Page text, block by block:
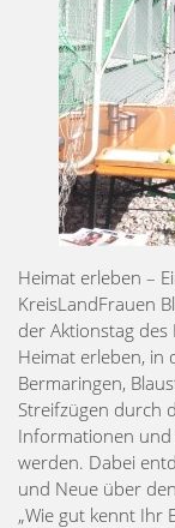
Heimat erleben –
KreisLandFrauen
der Aktionstag
Heimat erleben, in
Bermaringen,
Streifzügen durch
Informationen und
werden. Dabei
und Neue über
„Wie gut kennt Ihr